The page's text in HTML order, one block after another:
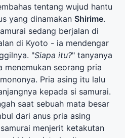
tentang wujud hantu
yang dinamakan Shirime.
sedang berjalan di
di Kyoto - ia mendengar
"Siapa itu?" tanyanya
menemukan seorang pria
Pria asing itu lalu
kepada si samurai.
saat sebuah mata besar
dari anus pria asing
menjerit ketakutan